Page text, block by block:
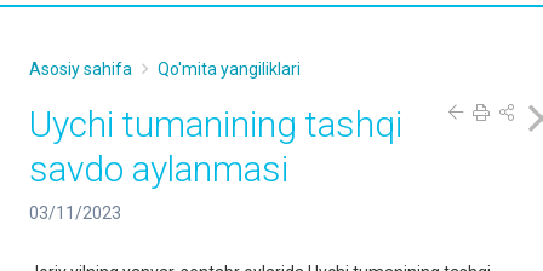
Asosiy sahifa Qo'mita yangiliklari
Uychi tumanining tashqi
savdo aylanmasi
03/11/2023